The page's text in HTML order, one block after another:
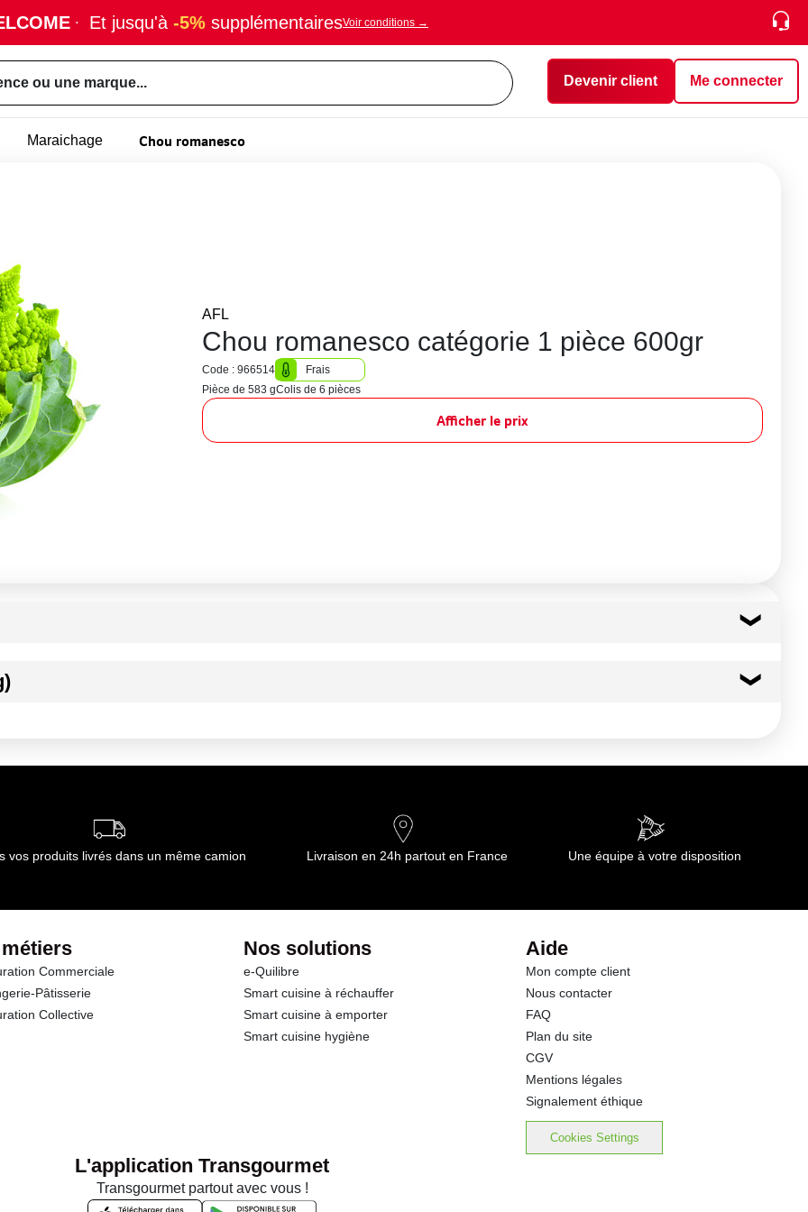
· Et jusqu'à -5% supplémentairesVoir conditions →
ou une marque... Devenir client Me connecter
Maraichage Chou romanesco
AFL
Chou romanesco catégorie 1 pièce 600gr
Code : 966514
Frais
Pièce de 583 gColis de 6 pièces
Afficher le prix
101 kj
0.05 g
vos produits livrés dans un même camion Livraison en 24h partout en France Une équipe à votre disposition
Commerciale
Pâtisserie
Collective
Nos solutions
e-Quilibre
Smart cuisine à réchauffer
Smart cuisine à emporter
Smart cuisine hygiène
Aide
Mon compte client
Nous contacter
FAQ
Plan du site
CGV
Mentions légales
Signalement éthique
Cookies Settings
L'application Transgourmet
Transgourmet partout avec vous !